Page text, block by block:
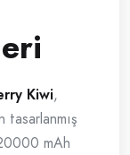
Kiwi,
tasarlanmış
mAh